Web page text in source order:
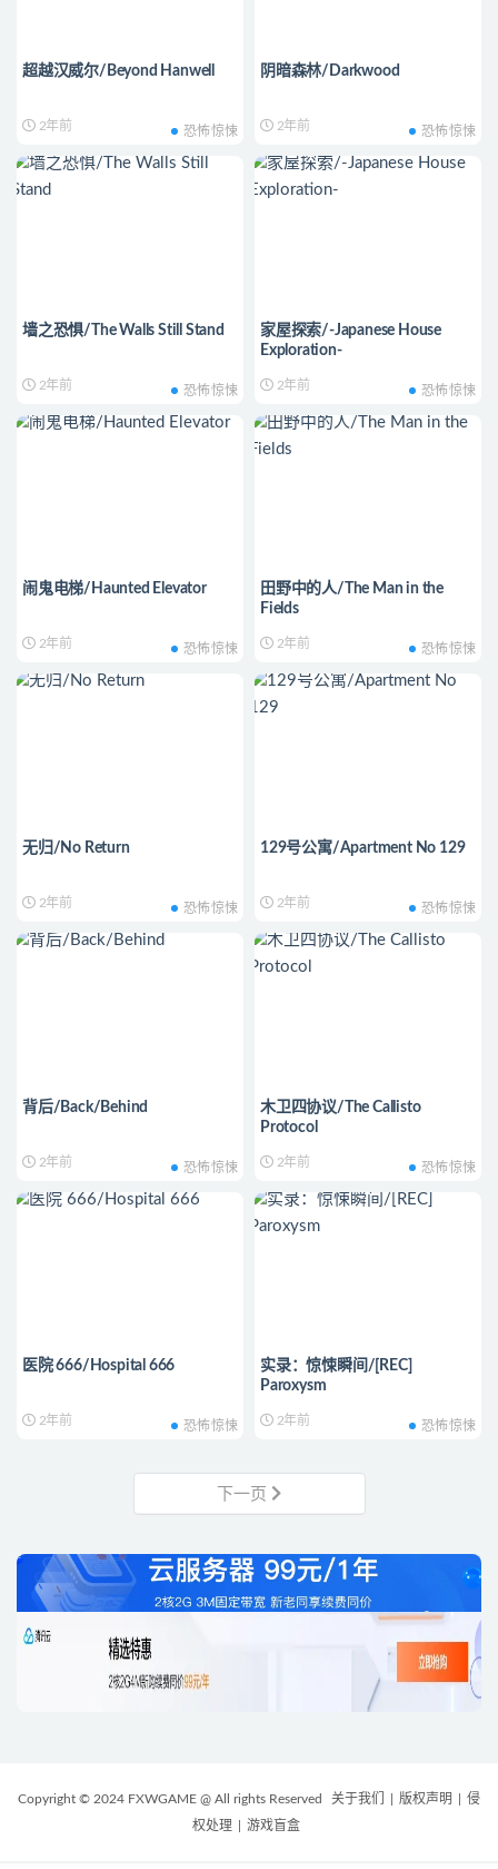
超越汉威尔/Beyond Hanwell
2年前 恐怖惊悚
阴暗森林/Darkwood
2年前 恐怖惊悚
墙之恐惧/The Walls Still Stand
2年前 恐怖惊悚
家屋探索/-Japanese House
Exploration-
2年前 恐怖惊悚
闹鬼电梯/Haunted Elevator
2年前 恐怖惊悚
田野中的人/The Man in the
Fields
2年前 恐怖惊悚
无归/No Return
2年前 恐怖惊悚
129号公寓/Apartment No 129
2年前 恐怖惊悚
背后/Back/Behind
2年前 恐怖惊悚
木卫四协议/The Callisto
Protocol
2年前 恐怖惊悚
医院 666/Hospital 666
2年前 恐怖惊悚
实录：惊悚瞬间/[REC]
Paroxysm
2年前 恐怖惊悚
下一页
Copyright © 2024 FXWGAME @ All rights Reserved 关于我们 版权声明
侵
权处理
游戏盲盒